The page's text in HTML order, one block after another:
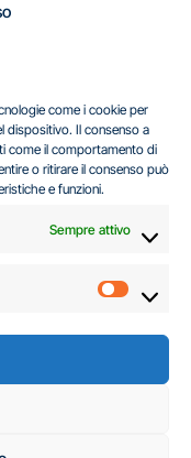
come i cookie per
dispositivo. Il consenso a
come il comportamento di
o ritirare il consenso può
e funzioni.
Sempre attivo
i diritti riservati
Italus